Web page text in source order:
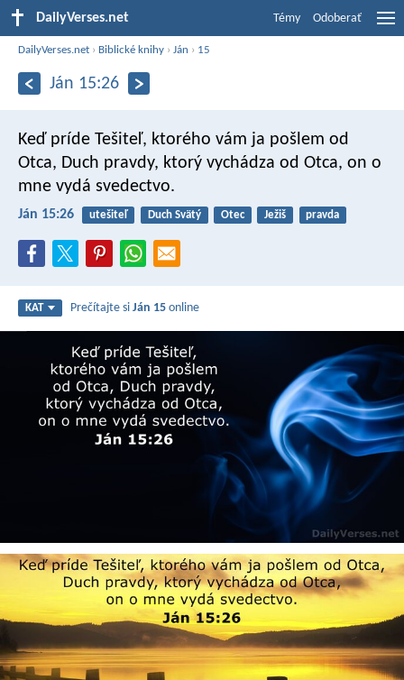
DailyVerses.net Témy Odoberať
DailyVerses.net › Biblické knihy ›Ján › 15
Ján 15:26
Keď príde Tešiteľ, ktorého vám ja pošlem od
Otca, Duch pravdy, ktorý vychádza od Otca, on o
mne vydá svedectvo.
Ján 15:26 utešiteľ Duch Svätý Otec Ježiš pravda
KAT Prečítajte siJán 15 online